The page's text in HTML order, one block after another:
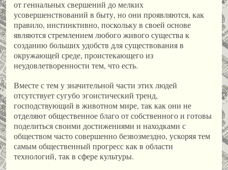
от гениальных свершений до мелких
усовершенствований в быту, но они проявляются, как
правило, инстинктивно, поскольку в своей основе
являются стремлением любого живого существа к
созданию больших удобств для существования в
окружающей среде, проистекающего из
неудовлетворенности тем, что есть.
Вместе с тем у значительной части этих людей
отсутствует сугубо эгоистический тренд,
господствующий в животном мире, так как они не
отделяют общественное благо от собственного и готовы
поделиться своими достижениями и находками с
обществом часто совершенно безвозмездно, ускоряя тем
самым общественный прогресс как в области
технологий, так в сфере культуры.